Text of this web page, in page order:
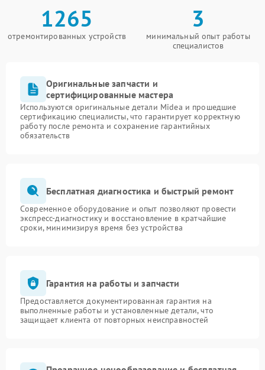
1265
отремонтированных устройств
3
минимальный опыт работы
специалистов
Оригинальные запчасти и
сертифицированные мастера
Используются оригинальные детали Midea и прошедшие
сертификацию специалисты, что гарантирует корректную
работу после ремонта и сохранение гарантийных
обязательств
Бесплатная диагностика и быстрый ремонт
Современное оборудование и опыт позволяют провести
экспресс-диагностику и восстановление в кратчайшие
сроки, минимизируя время без устройства
Гарантия на работы и запчасти
Предоставляется документированная гарантия на
выполненные работы и установленные детали, что
защищает клиента от повторных неисправностей